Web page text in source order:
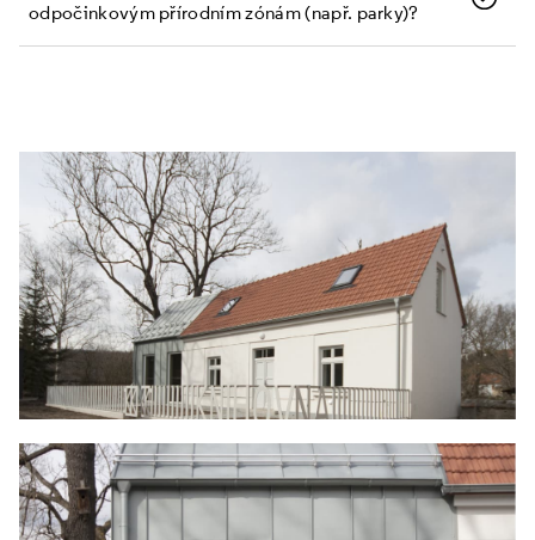
odpočinkovým přírodním zónám (např. parky)?